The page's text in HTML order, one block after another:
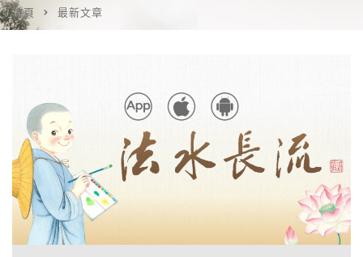
首頁 最新文章